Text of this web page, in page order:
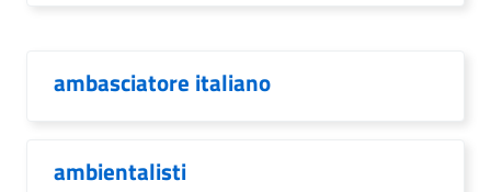
ambasciatore italiano
ambientalisti